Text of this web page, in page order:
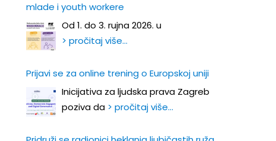
mlade i youth workere
Od 1. do 3. rujna 2026. u
> pročitaj više…
Prijavi se za online trening o Europskoj uniji
Inicijativa za ljudska prava Zagreb
poziva da > pročitaj više…